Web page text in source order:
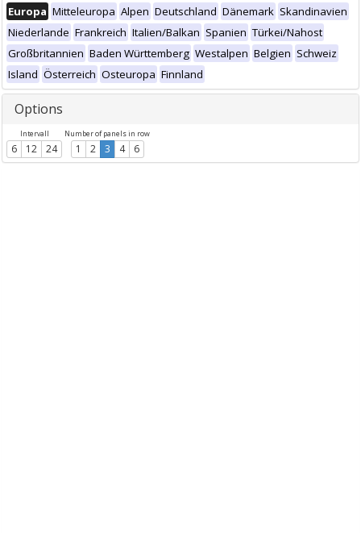
Europa Mitteleuropa Alpen Deutschland Dänemark Skandinavien
Niederlande Frankreich Italien/Balkan Spanien Türkei/Nahost
Großbritannien Baden Württemberg Westalpen Belgien Schweiz
Island Österreich Osteuropa Finnland
Options
Intervall
6 12 24
Number of panels in row
1 2 3 4 6